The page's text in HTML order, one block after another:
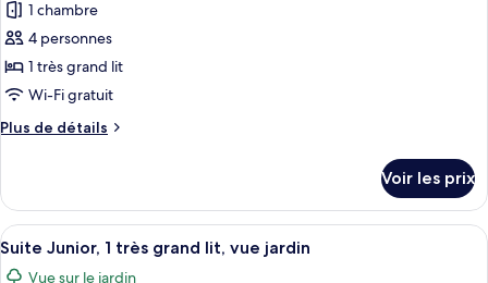
Deluxe,
2
lits
une
place
pour
ce
type
de
chambre :
Family
1 chambre
4 personnes
1 très grand lit
Wi-Fi gratuit
Plus de détails
Plus
le
type
de
Voir les prix
Afficher
toutes
Une personne se détend dans une
13
Suite Junior, 1 très grand lit, vue jardin
Vue sur le jardin